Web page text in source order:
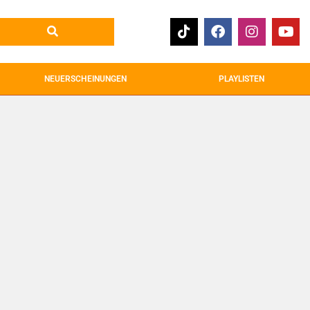
NEUERSCHEINUNGEN PLAYLISTEN